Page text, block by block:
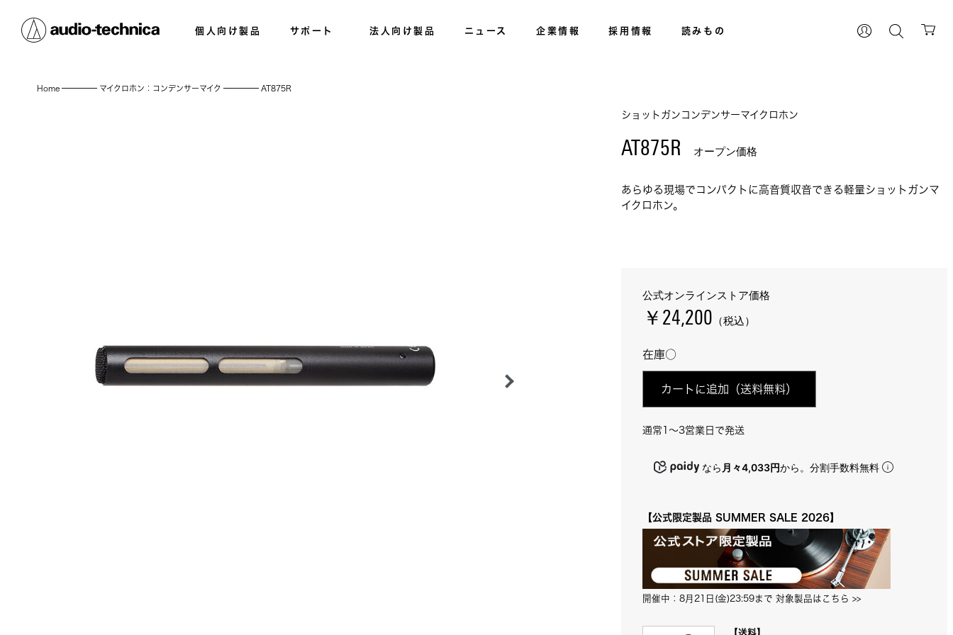
個人向け製品 サポート 法人向け製品 ニュース 企業情報 採用情報 読みもの
Home マイクロホン：コンデンサーマイク AT875R
ショットガンコンデンサーマイクロホン
AT875R オープン価格
あらゆる現場でコンパクトに高音質収音できる軽量ショットガンマ
イクロホン。
公式オンラインストア価格
￥24,200 （税込）
在庫○
カートに追加 （送料無料）
通常1～3営業日で発送
なら 月々4,033円から。分割手数料無料
【公式限定製品 SUMMER SALE 2026】
開催中：8月21日(金)23:59まで 対象製品はこちら >>
【送料】